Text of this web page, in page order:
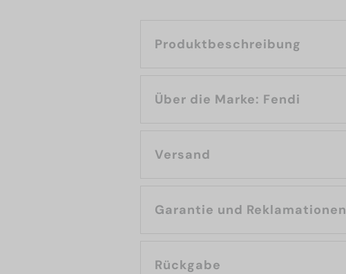
Produktbeschreibung
Über die Marke: Fendi
Versand
Garantie und Reklamationen
Rückgabe